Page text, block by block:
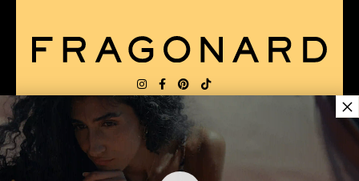
CONSEGNA: FR LINGUA:
×